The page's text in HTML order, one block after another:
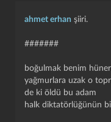
ahmet erhan şiiri.
#######
boğulmak benim
yağmurlara uzak o
de ki öldü bu adam
halk diktatörlüğünün